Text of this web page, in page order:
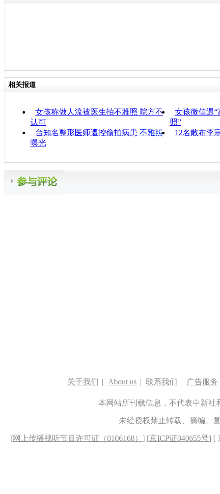
相关报道
女孩称做人流被医生拍不雅照 院方不
认可
女孩微信遇“
照”
台知名整形医师遭控偷拍病患 不雅照
曝光
12名散布李
关于我们 | About us | 联系我们 | 广告服务
本网站所刊载信息，不代表中新
未经授权禁止转载、摘编、
[网上传播视听节目许可证（0106168） ] [京ICP证040655号] [